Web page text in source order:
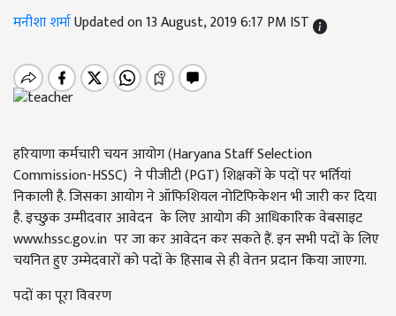
मनीशा शर्माUpdated on 13 August, 2019 6:17 PM IST
हरियाणा कर्मचारी चयन आयोग (Haryana Staff Selection
Commission-HSSC) ने पीजीटी (PGT) शिक्षकों के पदों पर भर्तियां
निकाली है. जिसका आयोग ने ऑफिशियल नोटिफिकेशन भी जारी कर दिया
है. इच्छुक उम्मीदवार आवेदन के लिए आयोग की आधिकारिक वेबसाइट
www.hssc.gov.in पर जा कर आवेदन कर सकते हैं. इन सभी पदों के लिए
चयनित हुए उम्मेदवारों को पदों के हिसाब से ही वेतन प्रदान किया जाएगा.
पदों का पूरा विवरण